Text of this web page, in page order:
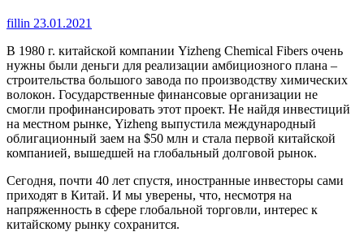
fillin 23.01.2021
В 1980 г. китайской компании Yizheng Chemical Fibers очень
нужны были деньги для реализации амбициозного плана –
строительства большого завода по производству химических
волокон. Государственные финансовые организации не
смогли профинансировать этот проект. Не найдя инвестиций
на местном рынке, Yizheng выпустила международный
облигационный заем на $50 млн и стала первой китайской
компанией, вышедшей на глобальный долговой рынок.
Сегодня, почти 40 лет спустя, иностранные инвесторы сами
приходят в Китай. И мы уверены, что, несмотря на
напряженность в сфере глобальной торговли, интерес к
китайскому рынку сохранится.